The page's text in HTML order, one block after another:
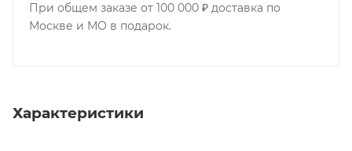
При общем заказе от 100 000 ₽ доставка по
Москве и МО в подарок.
Характеристики